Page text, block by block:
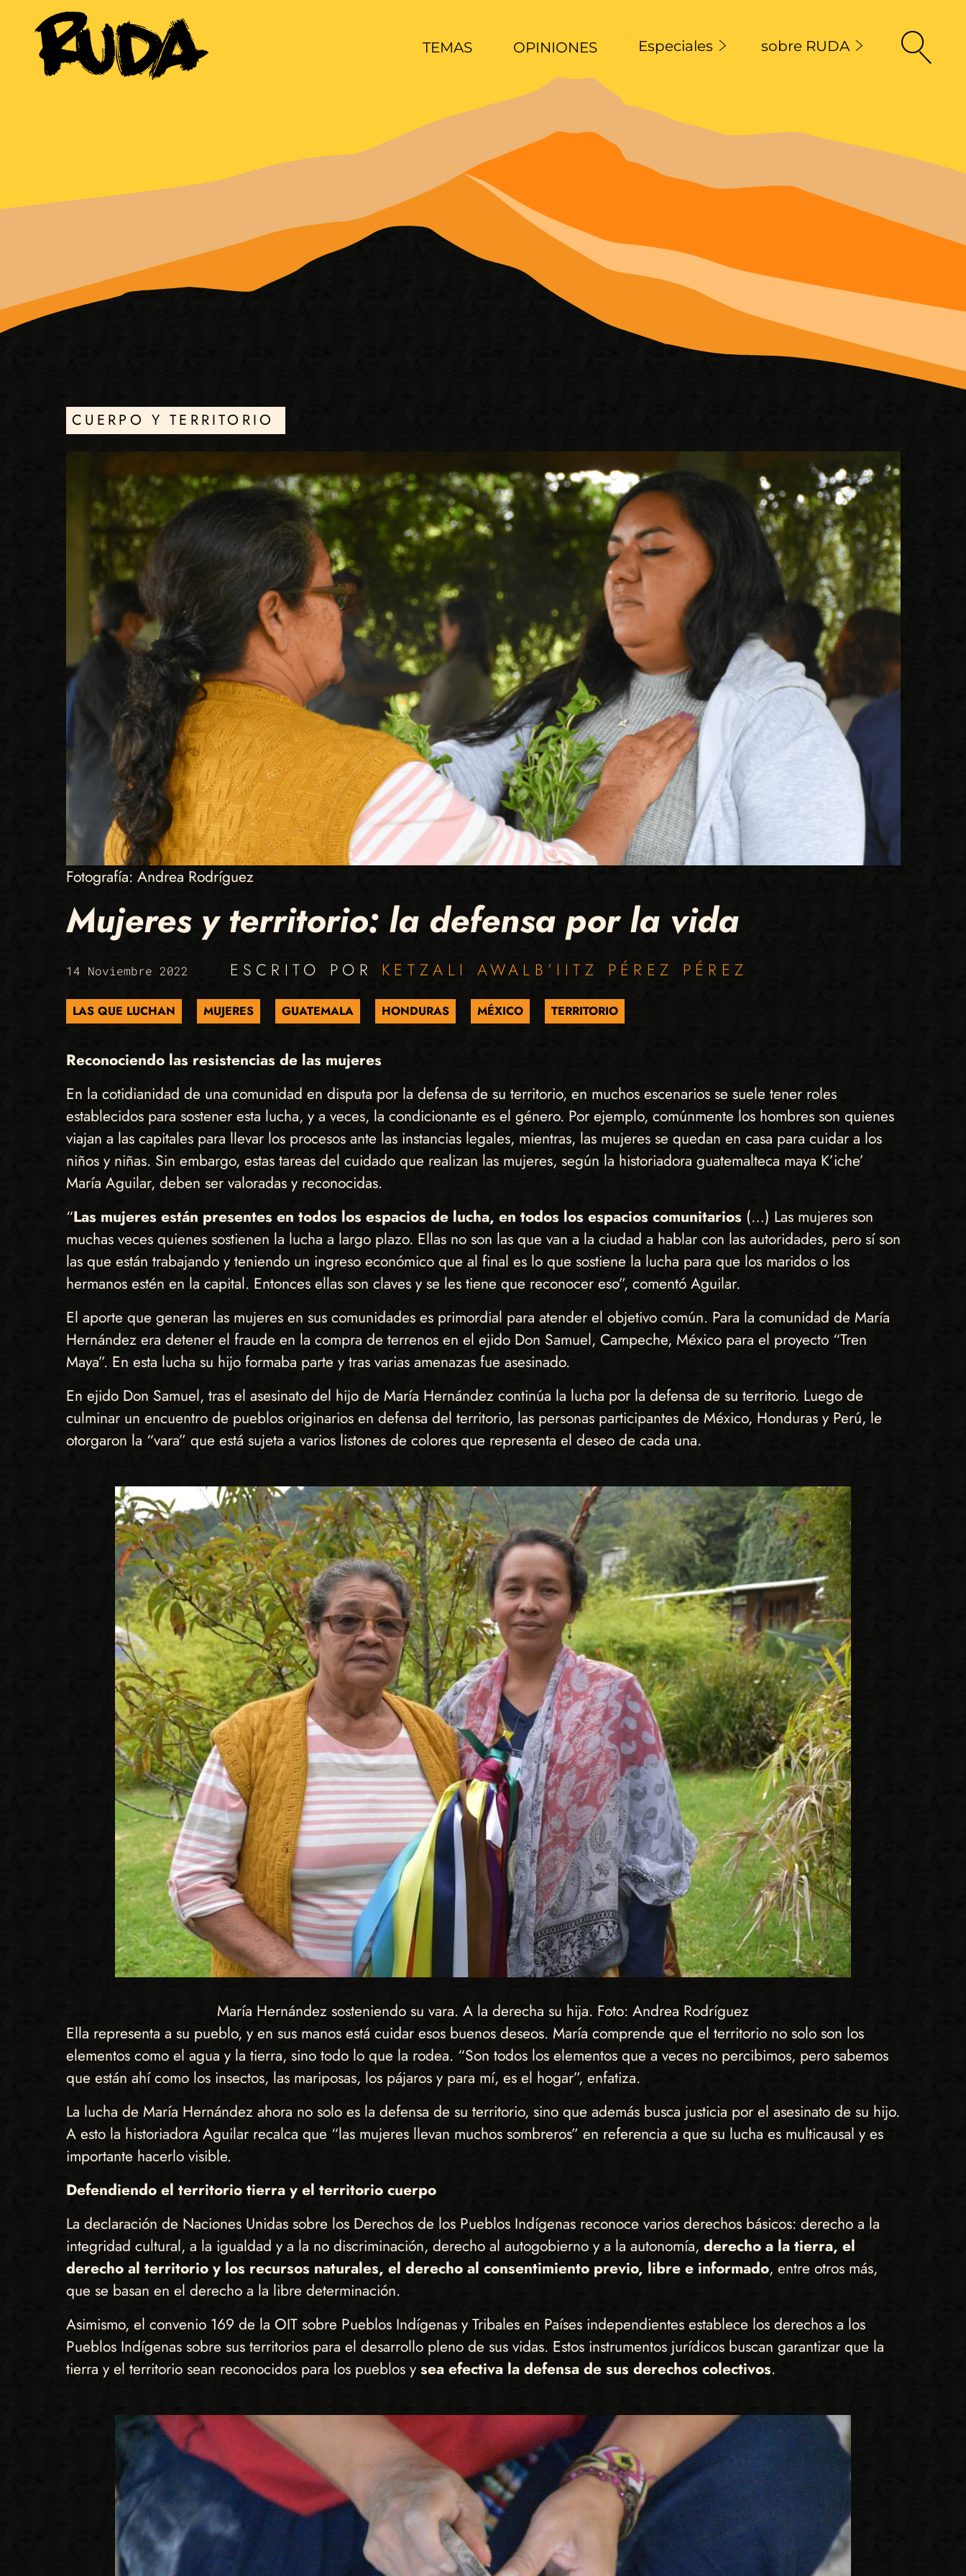
TEMAS OPINIONES Especiales sobre RUDA
CUERPO Y TERRITORIO
Fotografía: Andrea Rodríguez
Mujeres y territorio: la defensa por la vida
14 Noviembre 2022 ESCRITO POR KETZALI AWALB’IITZ PÉREZ PÉREZ
LAS QUE LUCHAN MUJERES GUATEMALA HONDURAS MÉXICO TERRITORIO
Reconociendo las resistencias de las mujeres
En la cotidianidad de una comunidad en disputa por la defensa de su territorio, en muchos escenarios se suele tener roles
establecidos para sostener esta lucha, y a veces, la condicionante es el género. Por ejemplo, comúnmente los hombres son quienes
viajan a las capitales para llevar los procesos ante las instancias legales, mientras, las mujeres se quedan en casa para cuidar a los
niños y niñas. Sin embargo, estas tareas del cuidado que realizan las mujeres, según la historiadora guatemalteca maya K’iche’
María Aguilar, deben ser valoradas y reconocidas.
“Las mujeres están presentes en todos los espacios de lucha, en todos los espacios comunitarios (…) Las mujeres son
muchas veces quienes sostienen la lucha a largo plazo. Ellas no son las que van a la ciudad a hablar con las autoridades, pero sí son
las que están trabajando y teniendo un ingreso económico que al final es lo que sostiene la lucha para que los maridos o los
hermanos estén en la capital. Entonces ellas son claves y se les tiene que reconocer eso”, comentó Aguilar.
El aporte que generan las mujeres en sus comunidades es primordial para atender el objetivo común. Para la comunidad de María
Hernández era detener el fraude en la compra de terrenos en el ejido Don Samuel, Campeche, México para el proyecto “Tren
Maya”. En esta lucha su hijo formaba parte y tras varias amenazas fue asesinado.
En ejido Don Samuel, tras el asesinato del hijo de María Hernández continúa la lucha por la defensa de su territorio. Luego de
culminar un encuentro de pueblos originarios en defensa del territorio, las personas participantes de México, Honduras y Perú, le
otorgaron la “vara” que está sujeta a varios listones de colores que representa el deseo de cada una.
María Hernández sosteniendo su vara. A la derecha su hija. Foto: Andrea Rodríguez
Ella representa a su pueblo, y en sus manos está cuidar esos buenos deseos. María comprende que el territorio no solo son los
elementos como el agua y la tierra, sino todo lo que la rodea. “Son todos los elementos que a veces no percibimos, pero sabemos
que están ahí como los insectos, las mariposas, los pájaros y para mí, es el hogar”, enfatiza.
La lucha de María Hernández ahora no solo es la defensa de su territorio, sino que además busca justicia por el asesinato de su hijo.
A esto la historiadora Aguilar recalca que “las mujeres llevan muchos sombreros” en referencia a que su lucha es multicausal y es
importante hacerlo visible.
Defendiendo el territorio tierra y el territorio cuerpo
La declaración de Naciones Unidas sobre los Derechos de los Pueblos Indígenas reconoce varios derechos básicos: derecho a la
integridad cultural, a la igualdad y a la no discriminación, derecho al autogobierno y a la autonomía, derecho a la tierra, el
derecho al territorio y los recursos naturales, el derecho al consentimiento previo, libre e informado, entre otros más,
que se basan en el derecho a la libre determinación.
Asimismo, el convenio 169 de la OIT sobre Pueblos Indígenas y Tribales en Países independientes establece los derechos a los
Pueblos Indígenas sobre sus territorios para el desarrollo pleno de sus vidas. Estos instrumentos jurídicos buscan garantizar que la
tierra y el territorio sean reconocidos para los pueblos y sea efectiva la defensa de sus derechos colectivos.